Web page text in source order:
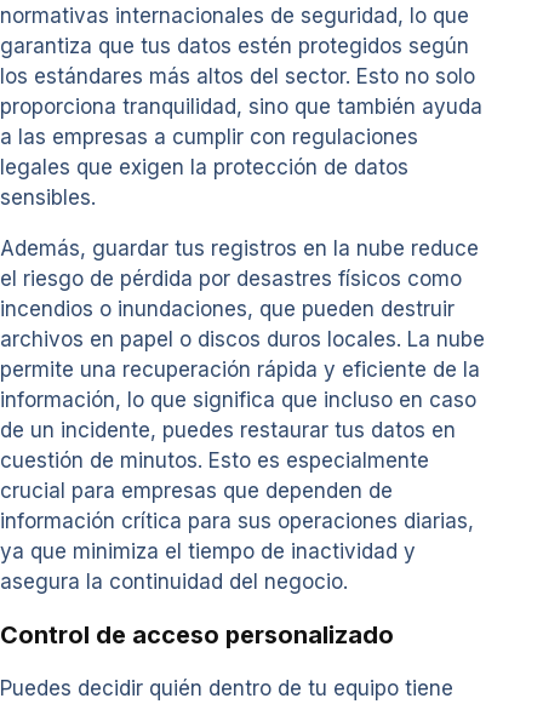
normativas internacionales de seguridad, lo que
garantiza que tus datos estén protegidos según
los estándares más altos del sector. Esto no solo
proporciona tranquilidad, sino que también ayuda
a las empresas a cumplir con regulaciones
legales que exigen la protección de datos
sensibles.
Además, guardar tus registros en la nube reduce
el riesgo de pérdida por desastres físicos como
incendios o inundaciones, que pueden destruir
archivos en papel o discos duros locales. La nube
permite una recuperación rápida y eficiente de la
información, lo que significa que incluso en caso
de un incidente, puedes restaurar tus datos en
cuestión de minutos. Esto es especialmente
crucial para empresas que dependen de
información crítica para sus operaciones diarias,
ya que minimiza el tiempo de inactividad y
asegura la continuidad del negocio.
Control de acceso personalizado
Puedes decidir quién dentro de tu equipo tiene